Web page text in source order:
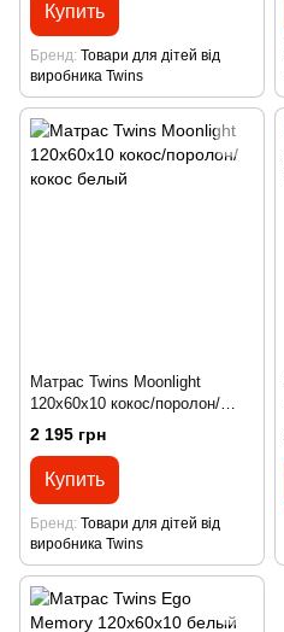
Купить
Бренд Товари для дітей від
виробника Twins
Матрас Twins Moonlight
120x60x10 кокос/поролон/
кокос белый
2 195 грн
Купить
Бренд Товари для дітей від
виробника Twins